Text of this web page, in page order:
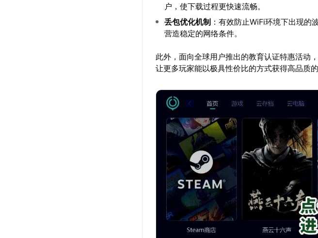
户，使下载过程更快速流畅。
丢包优化机制 ：有效防止WiFi环境下出现的
营造稳定的网络条件。
此外，面向全球用户推出的教育认证特惠活动
让更多玩家能以极具性价比的方式获得高品质的